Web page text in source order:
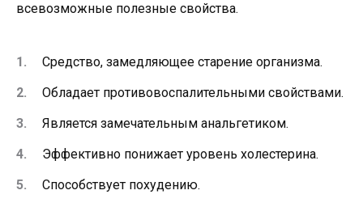
всевозможные полезные свойства.
Средство, замедляющее старение организма.
Обладает противовоспалительными свойствами.
Является замечательным анальгетиком.
Эффективно понижает уровень холестерина.
Способствует похудению.